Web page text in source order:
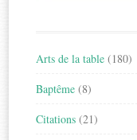
Arts de la table (180)
Baptême (8)
Citations (21)